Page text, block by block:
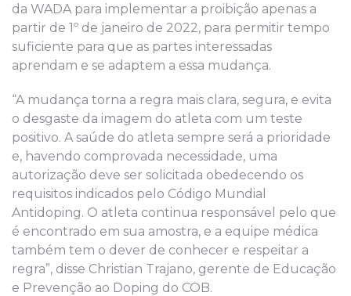
da WADA para implementar a proibição apenas a
partir de 1º de janeiro de 2022, para permitir tempo
suficiente para que as partes interessadas
aprendam e se adaptem a essa mudança.
“A mudança torna a regra mais clara, segura, e evita
o desgaste da imagem do atleta com um teste
positivo. A saúde do atleta sempre será a prioridade
e, havendo comprovada necessidade, uma
autorização deve ser solicitada obedecendo os
requisitos indicados pelo Código Mundial
Antidoping. O atleta continua responsável pelo que
é encontrado em sua amostra, e a equipe médica
também tem o dever de conhecer e respeitar a
regra”, disse Christian Trajano, gerente de Educação
e Prevenção ao Doping do COB.